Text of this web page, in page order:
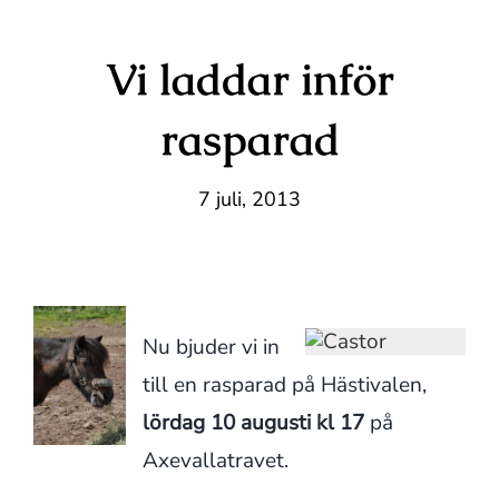
Vi laddar inför
rasparad
7 juli, 2013
Nu bjuder vi in
till en rasparad på Hästivalen,
lördag 10 augusti kl 17på
Axevallatravet.